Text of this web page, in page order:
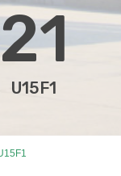
21
U15F1